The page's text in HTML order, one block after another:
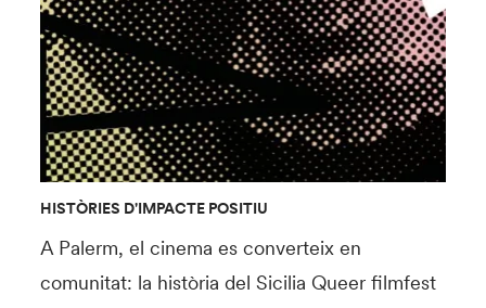
HISTÒRIES D'IMPACTE POSITIU
A Palerm, el cinema es converteix en
comunitat: la història del Sicilia Queer filmfest